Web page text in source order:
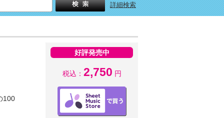
詳細検索
100
好評発売中
税込： 2,750 円